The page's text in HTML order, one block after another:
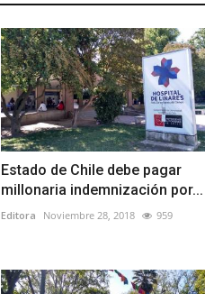
Estado de Chile debe pagar
millonaria indemnización por...
Editora Noviembre 28, 2018 959